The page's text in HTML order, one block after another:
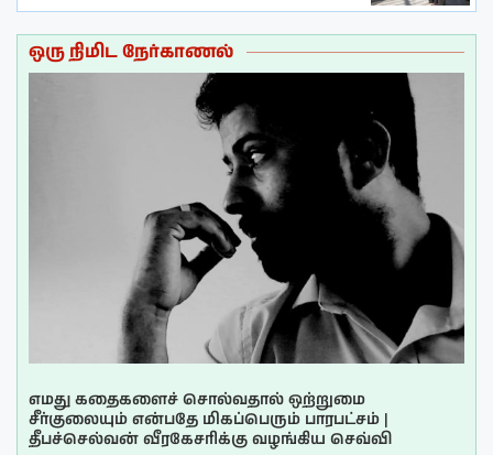
ஒரு நிமிட நேர்காணல்
எமது கதைகளைச் சொல்வதால் ஒற்றுமை
சீர்குலையும் என்பதே மிகப்பெரும் பாரபட்சம் |
தீபச்செல்வன் வீரகேசரிக்கு வழங்கிய செவ்வி